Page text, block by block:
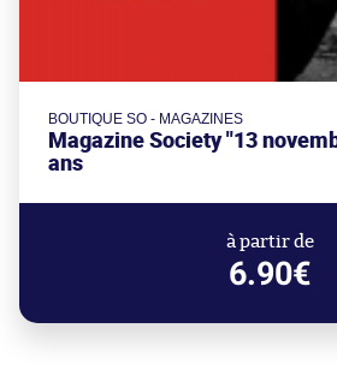
BOUTIQUE SO - MAGAZINES
Magazine Society "13
ans
à partir de
6.90€